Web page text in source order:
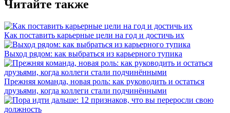
Читайте также
Как поставить карьерные цели на год и достичь их
Выход рядом: как выбраться из карьерного тупика
Прежняя команда, новая роль: как руководить и остаться
друзьями, когда коллеги стали подчинёнными